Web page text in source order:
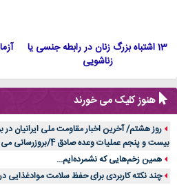
13 اشتباه بزرگ زنان در رابطه جنسی یا
زناشویی
هنوز کلیک می خورند
روز هشتم/ آخرین اخبار مقاومت ملی ایرانیان در
بیست و پنجم عملیات وعده صادق 4/بروزرسانی می شود
همین زخم‌هایی که نشمرده‌ایم...
چند نکته کاربردی برای حفظ سلامت موادغذایی